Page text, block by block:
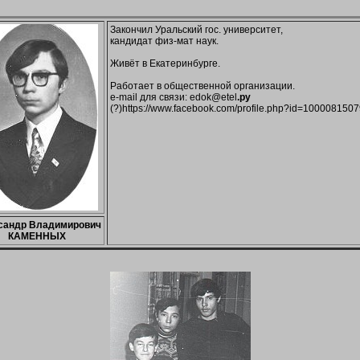
Закончил Уральский гос. университет,
кандидат физ-мат наук.
Живёт в Екатеринбурге.
Работает в общественной организации.
e-mail для связи: edok@etel .ру
(?)https://www.facebook.com/
Владимирович
КАМЕННЫХ